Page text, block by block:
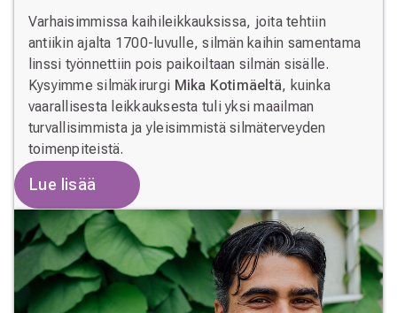
Varhaisimmissa kaihileikkauksissa, joita tehtiin
antiikin ajalta 1700-luvulle, silmän kaihin samentama
linssi työnnettiin pois paikoiltaan silmän sisälle.
Kysyimme silmäkirurgi Mika Kotimäeltä, kuinka
vaarallisesta leikkauksesta tuli yksi maailman
turvallisimmista ja yleisimmistä silmäterveyden
toimenpiteistä.
Lue lisää